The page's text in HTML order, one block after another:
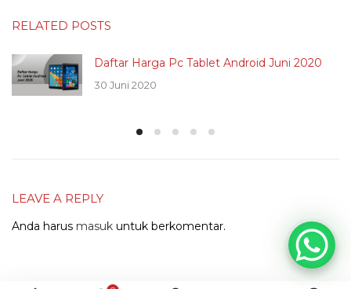
RELATED POSTS
Daftar Harga Pc Tablet Android Juni 2020
30 Juni 2020
LEAVE A REPLY
Anda harus masuk untuk berkomentar.